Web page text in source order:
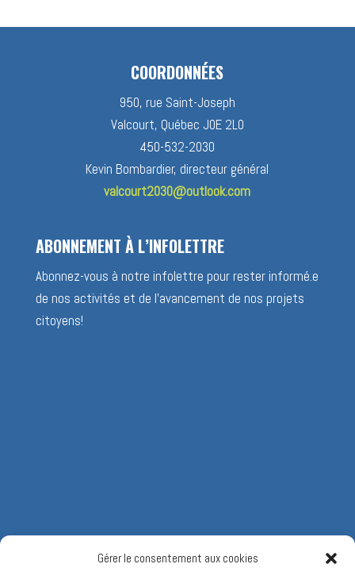
Gérer le consentement aux cookies
COORDONNÉES
950, rue Saint-Joseph
Valcourt, Québec J0E 2L0
450-532-2030
Kevin Bombardier, directeur général
valcourt2030@outlook.com
ABONNEMENT À L’INFOLETTRE
Abonnez-vous à notre infolettre pour rester informé.e
de nos activités et de l’avancement de nos projets
citoyens!